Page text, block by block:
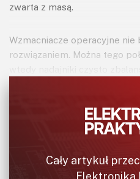
zwarta z masą.
Wzmacniacze operacyjne nie
rozwiązaniem. Można tego
nieco lepsze sposoby.
Cały artykuł
Elektronika